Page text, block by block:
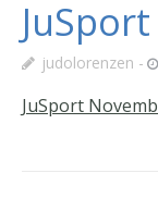
judolorenzen
JuSport